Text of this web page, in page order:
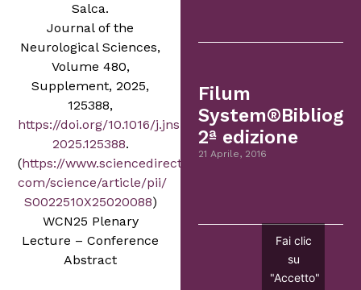
Salca.
Journal of the
Neurological Sciences,
Volume 480,
Supplement, 2025,
125388,
https://doi.org/10.1016/j.jns.
2025.125388.
(https://www.sciencedirect.
com/science/article/pii/
S0022510X25020088)
WCN25 Plenary
Lecture – Conference
Abstract
Filum
2ª edizione
21 Aprile, 2016
Fai clic
su
"Accetto"